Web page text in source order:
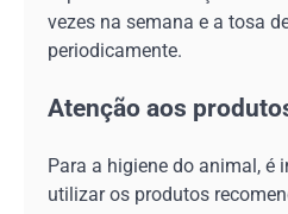
vezes na semana e a tosa
periodicamente.
Atenção aos
Para a higiene do animal, é
utilizar os produtos